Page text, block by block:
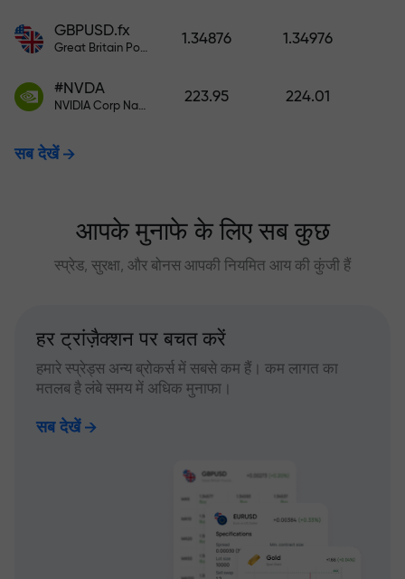
GBPUSD.fx
Great Britain Pound vs US Dollar
1.34876 1.34976
#NVDA
NVIDIA Corp Nasdaq Stock Exchange (Nasdaq) USD
223.95 224.01
सब देखें
आपके मुनाफे के लिए सब कुछ
स्प्रेड, सुरक्षा, और बोनस आपकी नियमित आय की कुंजी हैं
हर ट्रांज़ैक्शन पर बचत करें
हमारे स्प्रेड्स अन्य ब्रोकर्स में सबसे कम हैं। कम लागत का
मतलब है लंबे समय में अधिक मुनाफा।
सब देखें